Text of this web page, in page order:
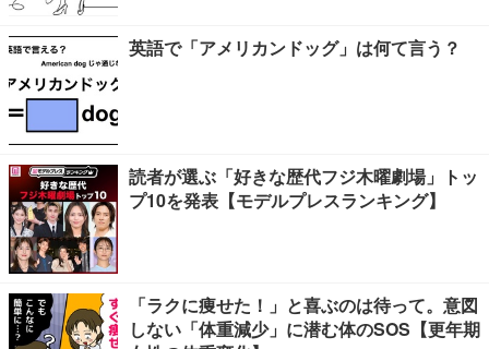
英語で「アメリカンドッグ」は何て言う？
読者が選ぶ「好きな歴代フジ木曜劇場」トッ
プ10を発表【モデルプレスランキング】
「ラクに痩せた！」と喜ぶのは待って。意図
しない「体重減少」に潜む体のSOS【更年期